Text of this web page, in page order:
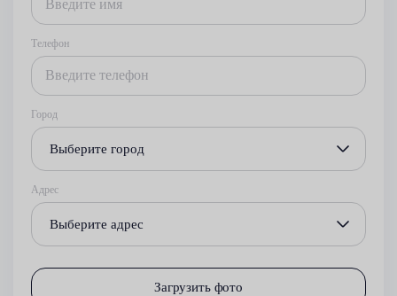
Телефон
Город
Выберите город
Адрес
Выберите адрес
Загрузить фото